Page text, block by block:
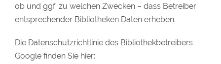
ob und ggf. zu welchen Zwecken – dass Betreiber
entsprechender Bibliotheken Daten erheben.
Die Datenschutzrichtlinie des Bibliothekbetreibers
Google finden Sie hier: